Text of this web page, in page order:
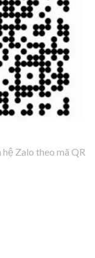
Zalo theo mã QR